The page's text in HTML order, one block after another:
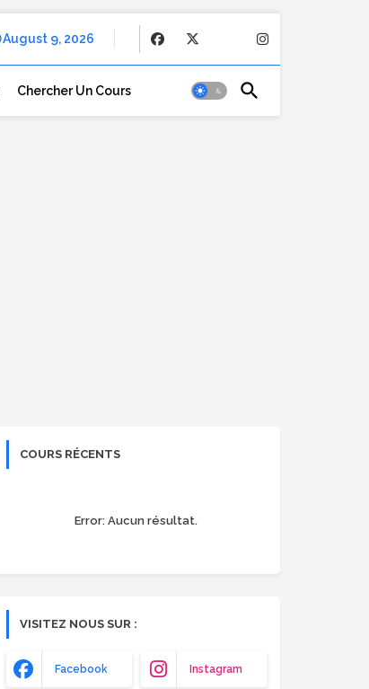
August 9, 2026
Chercher Un Cours
COURS RÉCENTS
Error: Aucun résultat.
VISITEZ NOUS SUR :
Facebook Instagram